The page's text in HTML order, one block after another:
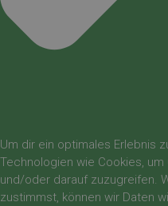
Um dir ein optimales Erlebnis
Technologien wie Cookies,
und/oder darauf zuzugreifen.
zustimmst, können wir Daten